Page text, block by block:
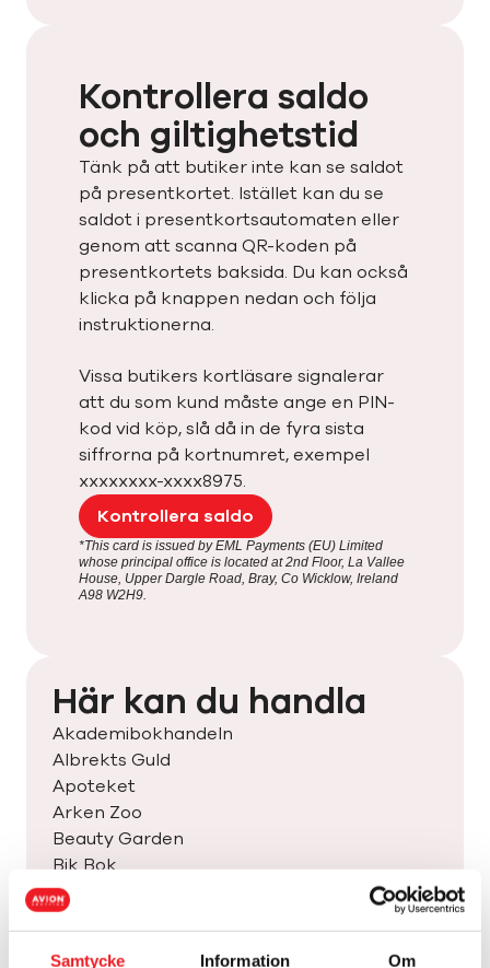
Samtycke Information Om
Kontrollera saldo
och giltighetstid
Tänk på att butiker inte kan se saldot
på presentkortet. Istället kan du se
saldot i presentkortsautomaten eller
genom att scanna QR-koden på
presentkortets baksida. Du kan också
klicka på knappen nedan och följa
instruktionerna.
Vissa butikers kortläsare signalerar
att du som kund måste ange en PIN-
kod vid köp, slå då in de fyra sista
siffrorna på kortnumret, exempel
xxxxxxxx-xxxx8975.
Kontrollera saldo
*This card is issued by EML Payments (EU) Limited
whose principal office is located at 2nd Floor, La Vallee
House, Upper Dargle Road, Bray, Co Wicklow, Ireland
A98 W2H9.
Här kan du handla
Akademibokhandeln
Albrekts Guld
Apoteket
Arken Zoo
Beauty Garden
Bik Bok
Brödernas
Candy World